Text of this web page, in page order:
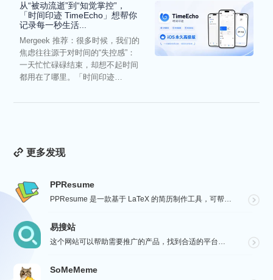
从“被动流逝”到“知觉掌控”，
「时间印迹 TimeEcho」想帮你
记录每一秒生活...
Mergeek 推荐：很多时候，我们的
焦虑往往源于对时间的“失控感”：
一天忙忙碌碌结束，却想不起时间
都用在了哪里。「时间印迹
更多发现
PPResume
PPResume 是一款基于 LaTeX 的简历制作工具，可帮助用户在几分钟内快速制作精美、排版良好...
易搜站
这个网站可以帮助需要推广的产品，找到合适的平台进行沟通与投放，通过【预览图】与【SEO 流量数据】展...
SoMeMeme